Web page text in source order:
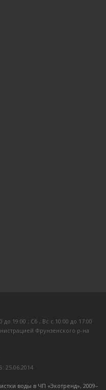
19:00 ; Сб , Вс c 10:00 до 17:00
Фрунзенского р-на
25.06.2014
воды в ЧП «Экотренд», 2009–